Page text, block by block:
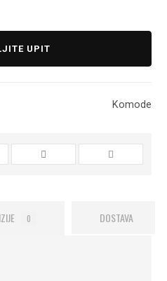
UPIT
Komode
0 DOSTAVA